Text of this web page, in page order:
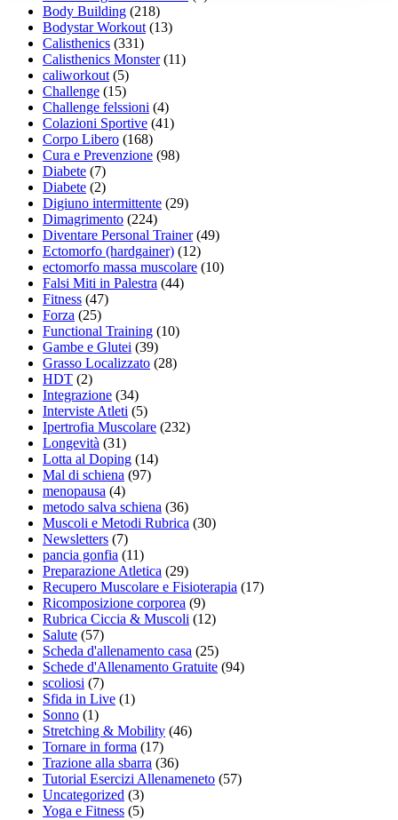
Body Building (218)
Bodystar Workout(13)
Calisthenics (331)
Calisthenics Monster(11)
caliworkout(5)
Challenge (15)
Challenge felssioni (4)
Colazioni Sportive (41)
Corpo Libero (168)
Cura e Prevenzione (98)
Diabete (7)
Diabete (2)
Digiuno intermittente (29)
Dimagrimento (224)
Diventare Personal Trainer(49)
Ectomorfo (hardgainer) (12)
ectomorfo massa muscolare (10)
Falsi Miti in Palestra (44)
Fitness (47)
Forza (25)
Functional Training (10)
Gambe e Glutei (39)
Grasso Localizzato (28)
HDT (2)
Integrazione (34)
Interviste Atleti (5)
Ipertrofia Muscolare (232)
Longevità (31)
Lotta al Doping (14)
Mal di schiena (97)
menopausa (4)
metodo salva schiena (36)
Muscoli e Metodi Rubrica (30)
Newsletters (7)
pancia gonfia (11)
Preparazione Atletica (29)
Recupero Muscolare e Fisioterapia (17)
Ricomposizione corporea (9)
Rubrica Ciccia & Muscoli (12)
Salute (57)
Scheda d'allenamento casa (25)
Schede d'Allenamento Gratuite (94)
scoliosi (7)
Sfida in Live (1)
Sonno (1)
Stretching & Mobility (46)
Tornare in forma (17)
Trazione alla sbarra (36)
Tutorial Esercizi Allenameneto (57)
Uncategorized (3)
Yoga e Fitness (5)